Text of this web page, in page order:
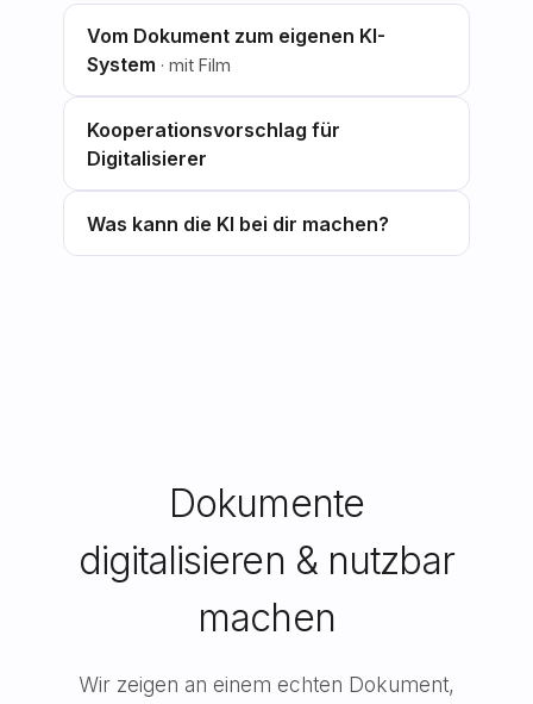
Vom Dokument zum eigenen KI-
System · mit Film
Kooperationsvorschlag für
Digitalisierer
Was kann die KI bei dir machen?
Dokumente
digitalisieren & nutzbar
machen
Wir zeigen an einem echten Dokument,